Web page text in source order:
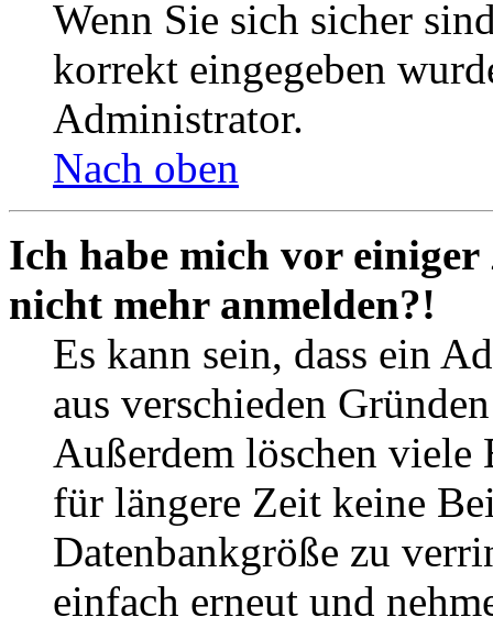
Wenn Sie sich sicher
korrekt eingegeben
Administrator.
Nach oben
Ich habe mich vor
nicht mehr anmelden?!
Es kann sein, dass ein
aus verschieden
Außerdem löschen viele
für längere Zeit keine
Datenbankgröße zu
einfach erneut und